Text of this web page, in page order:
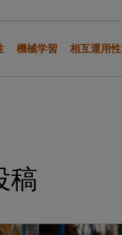
機械学習 相互運用性
稿